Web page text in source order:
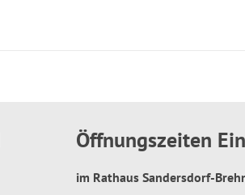
Öffnungszeiten
im Rathaus Sandersdorf-